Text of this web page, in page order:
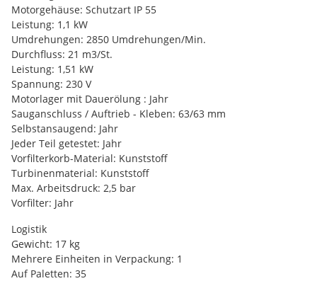
Motorgehäuse: Schutzart IP 55
Leistung: 1,1 kW
Umdrehungen: 2850 Umdrehungen/Min.
Durchfluss: 21 m3/St.
Leistung: 1,51 kW
Spannung: 230 V
Motorlager mit Dauerölung : Jahr
Sauganschluss / Auftrieb - Kleben: 63/63 mm
Selbstansaugend: Jahr
Jeder Teil getestet: Jahr
Vorfilterkorb-Material: Kunststoff
Turbinenmaterial: Kunststoff
Max. Arbeitsdruck: 2,5 bar
Vorfilter: Jahr
Logistik
Gewicht: 17 kg
Mehrere Einheiten in Verpackung: 1
Auf Paletten: 35